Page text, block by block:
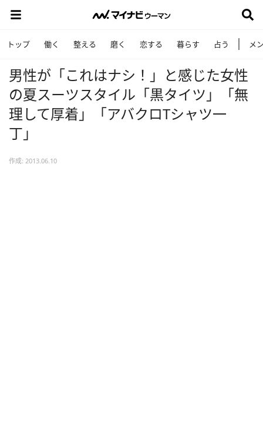
トップ 働く 整える 磨く 恋する 暮らす 占う メ
男性が「これはナシ！」と感じた女性
の夏スーツスタイル「黒タイツ」「無
理して厚着」「アバクロTシャツ一
丁」
作成: 2013.06.10